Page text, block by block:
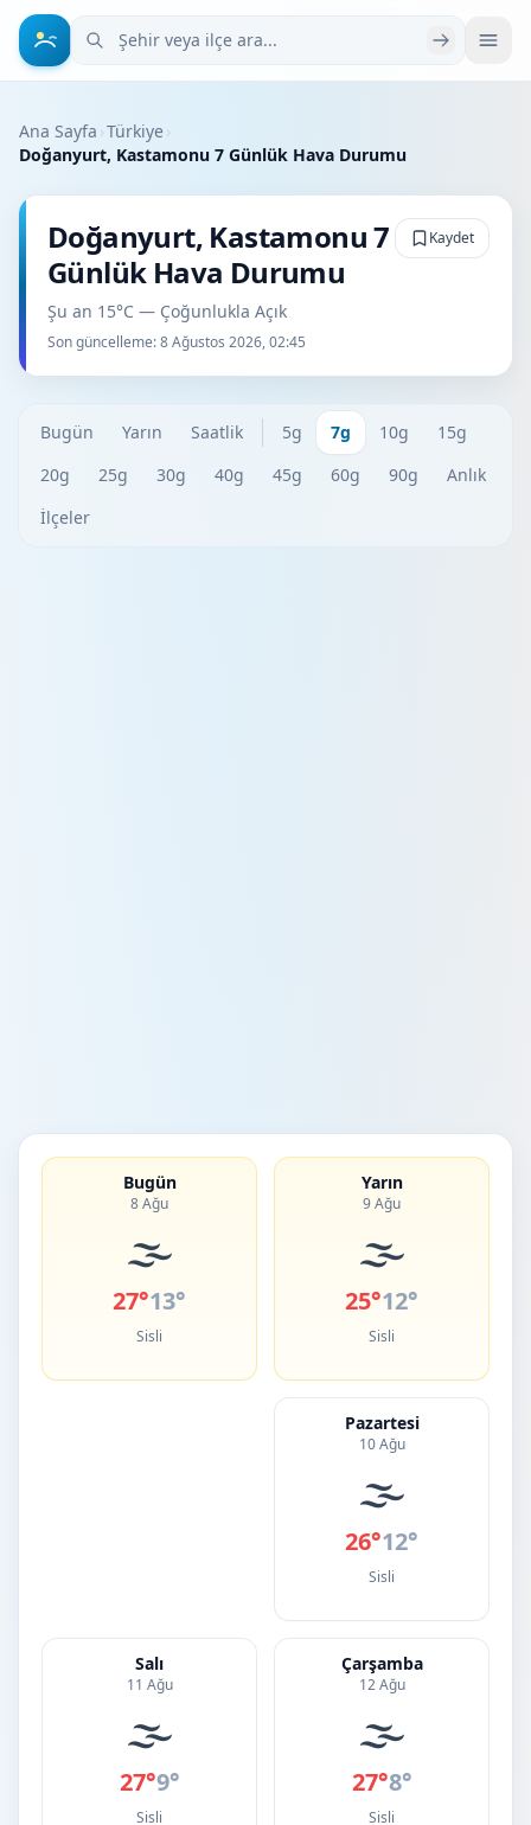
Şehir veya ilçe ara
Ana Sayfa ›Türkiye›
Doğanyurt, Kastamonu 7 Günlük Hava Durumu
Doğanyurt, Kastamonu 7
Günlük Hava Durumu
Şu an 15°C — Çoğunlukla Açık
Son güncelleme:8 Ağustos 2026, 02:45
Kaydet
Bugün Yarın Saatlik 5g 7g 10g
15g
20g
25g 30g 40g 45g 60g 90g
Anlık
İlçeler
Bugün
8 Ağu
🌫️
27°13°
Sisli
Yarın
9 Ağu
🌫️
25°12°
Sisli
Pazartesi
10 Ağu
🌫️
26°12°
Sisli
Salı
11 Ağu
🌫️
27°9°
Sisli
Çarşamba
12 Ağu
🌫️
27°8°
Sisli